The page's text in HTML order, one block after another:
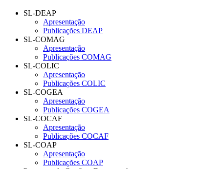
SL-DEAP
Apresentação
Publicações DEAP
SL-COMAG
Apresentação
Publicações COMAG
SL-COLIC
Apresentação
Publicações COLIC
SL-COGEA
Apresentação
Publicações COGEA
SL-COCAF
Apresentação
Publicações COCAF
SL-COAP
Apresentação
Publicações COAP